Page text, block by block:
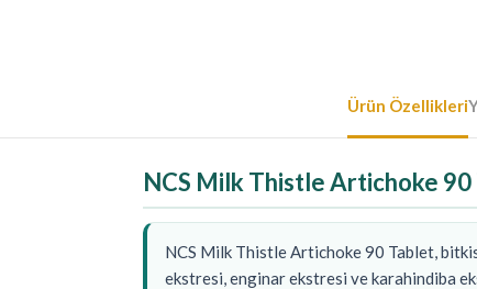
Ürün Özellikleri
NCS Milk Thistle Artichoke 90
NCS Milk Thistle Artichoke 90 Tablet,
ekstresi, enginar ekstresi ve karahindiba